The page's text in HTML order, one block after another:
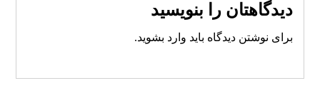
دیدگاهتان را بنویسید
برای نوشتن دیدگاه باید وارد بشوید.